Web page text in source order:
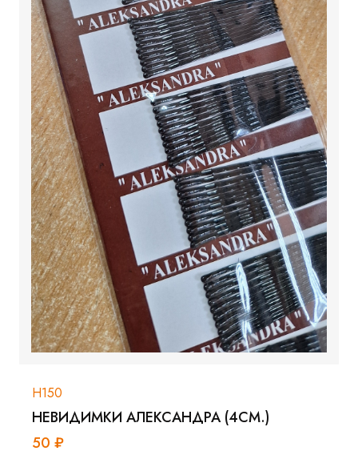
Н150
НЕВИДИМКИ АЛЕКСАНДРА (4СМ.)
50 ₽